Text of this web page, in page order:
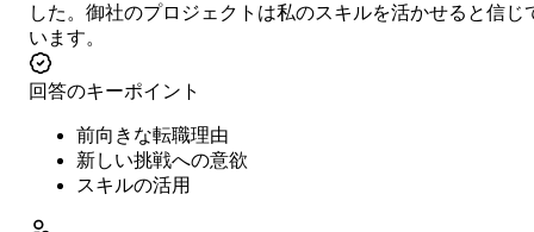
した。御社のプロジェクトは私のスキルを活かせると信じ
います。
回答のキーポイント
前向きな転職理由
新しい挑戦への意欲
スキルの活用